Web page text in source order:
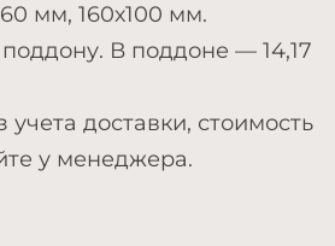
мм, 160х100 мм.
В поддоне — 14,17
учета доставки, стоимость
у менеджера.